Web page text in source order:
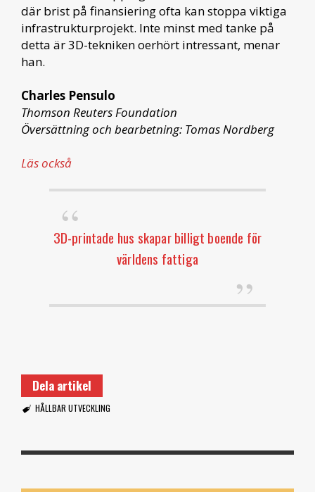
där brist på finansiering ofta kan stoppa viktiga
infrastrukturprojekt. Inte minst med tanke på
detta är 3D-tekniken oerhört intressant, menar
han.
Charles Pensulo
Thomson Reuters Foundation
Översättning och bearbetning: Tomas Nordberg
Läs också
3D-printade hus skapar billigt boende för
världens fattiga
Dela artikel
HÅLLBAR UTVECKLING